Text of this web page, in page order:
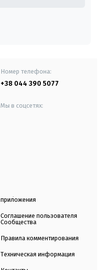
Номер телефона:
+38 044 390 5077
Мы в соцсетях:
приложения
Соглашение пользователя
Сообщества
Правила комментирования
Техническая информация